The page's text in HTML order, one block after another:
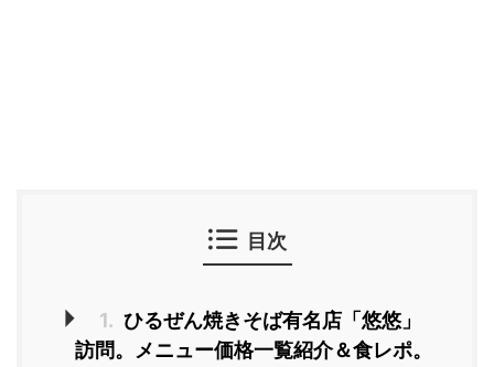
目次
1. ひるぜん焼きそば有名店「悠悠」
訪問。メニュー価格一覧紹介＆食レポ。